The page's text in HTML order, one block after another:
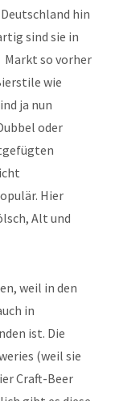
hin
sind sie in
Markt so vorher
wie
ja nun
oder
Hier
Alt und
weil in den
in
ist. Die
(weil sie
Craft-Beer